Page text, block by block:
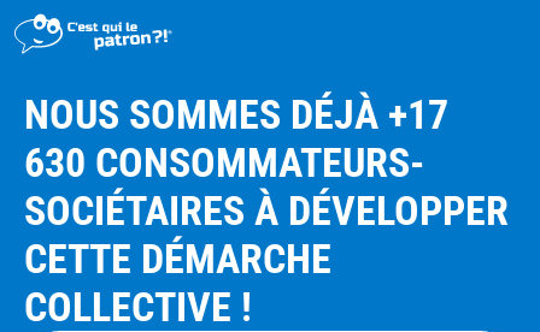
DÉMARCHE
PRODUITS
POINTS DE VENTE
PARTICIPER
ACTUALITÉS
NOUS SOMMES DÉJÀ +17
630 CONSOMMATEURS-
SOCIÉTAIRES À DÉVELOPPER
CETTE DÉMARCHE
COLLECTIVE !